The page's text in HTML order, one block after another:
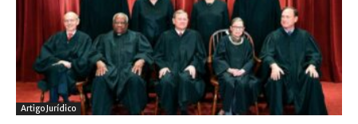
Artigo Jurídico